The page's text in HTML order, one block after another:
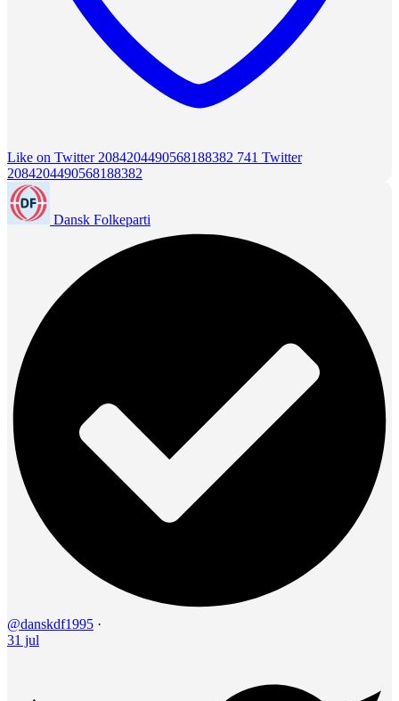
Like on Twitter 2084204490568188382 741 Twitter
2084204490568188382
Dansk Folkeparti
@danskdf1995 ·
31 jul